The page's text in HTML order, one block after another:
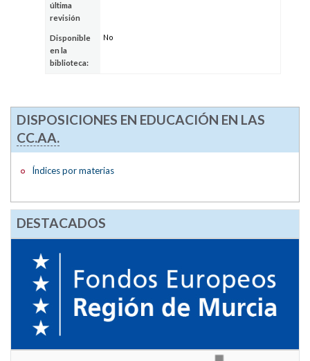
última
revisión
Disponible
en la
biblioteca:
No
DISPOSICIONES EN EDUCACIÓN EN LAS
CC.AA.
Índices por materias
DESTACADOS